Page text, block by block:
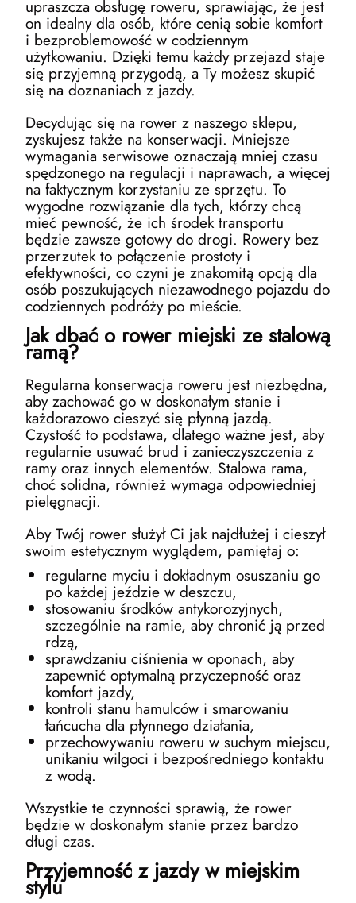
upraszcza obsługę roweru, sprawiając, że jest
on idealny dla osób, które cenią sobie komfort
i bezproblemowość w codziennym
użytkowaniu. Dzięki temu każdy przejazd staje
się przyjemną przygodą, a Ty możesz skupić
się na doznaniach z jazdy.
Decydując się na rower z naszego sklepu,
zyskujesz także na konserwacji. Mniejsze
wymagania serwisowe oznaczają mniej czasu
spędzonego na regulacji i naprawach, a więcej
na faktycznym korzystaniu ze sprzętu. To
wygodne rozwiązanie dla tych, którzy chcą
mieć pewność, że ich środek transportu
będzie zawsze gotowy do drogi. Rowery bez
przerzutek to połączenie prostoty i
efektywności, co czyni je znakomitą opcją dla
osób poszukujących niezawodnego pojazdu do
codziennych podróży po mieście.
Jak dbać o rower miejski ze stalową
ramą?
Regularna konserwacja roweru jest niezbędna,
aby zachować go w doskonałym stanie i
każdorazowo cieszyć się płynną jazdą.
Czystość to podstawa, dlatego ważne jest, aby
regularnie usuwać brud i zanieczyszczenia z
ramy oraz innych elementów. Stalowa rama,
choć solidna, również wymaga odpowiedniej
pielęgnacji.
Aby Twój rower służył Ci jak najdłużej i cieszył
swoim estetycznym wyglądem, pamiętaj o:
regularne myciu i dokładnym osuszaniu go
po każdej jeździe w deszczu,
stosowaniu środków antykorozyjnych,
szczególnie na ramie, aby chronić ją przed
rdzą,
sprawdzaniu ciśnienia w oponach, aby
zapewnić optymalną przyczepność oraz
komfort jazdy,
kontroli stanu hamulców i smarowaniu
łańcucha dla płynnego działania,
przechowywaniu roweru w suchym miejscu,
unikaniu wilgoci i bezpośredniego kontaktu
z wodą.
Wszystkie te czynności sprawią, że rower
będzie w doskonałym stanie przez bardzo
długi czas.
Przyjemność z jazdy w miejskim
stylu